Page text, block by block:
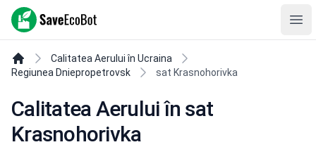
SaveEcoBot
Calitatea Aerului în Ucraina
Regiunea Dniepropetrovsk
sat Krasnohorivka
Calitatea Aerului în sat
Krasnohorivka